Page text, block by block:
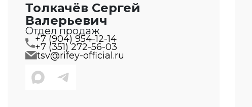
Толкачёв Сергей
Валерьевич
Отдел продаж
+7 (904) 954-12-14
+7 (351) 272-56-03
tsv@rifey-official.ru